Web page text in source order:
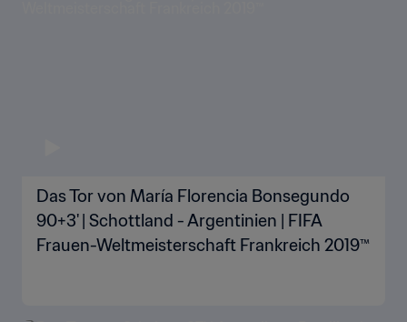
Das Tor von María Florencia Bonsegundo
90+3' | Schottland - Argentinien | FIFA
Frauen-Weltmeisterschaft Frankreich 2019™